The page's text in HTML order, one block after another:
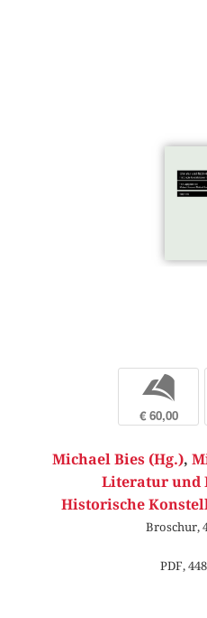
b
€ 60,00
Michael Bies (Hg.),
Literatur und
Historische
Broschur,
PDF,